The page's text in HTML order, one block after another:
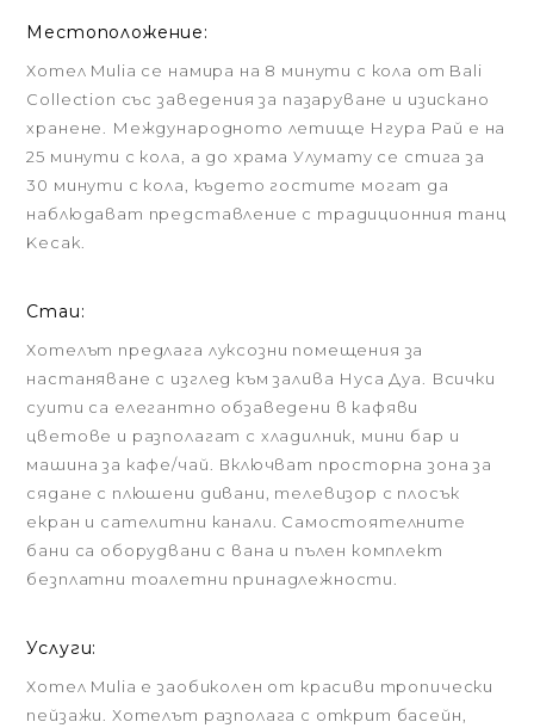
Местоположение:
Хотел Mulia се намира на 8 минути с кола от Bali
Collection със заведения за пазаруване и изискано
хранене. Международното летище Нгура Рай е на
25 минути с кола, а до храма Улумату се стига за
30 минути с кола, където гостите могат да
наблюдават представление с традиционния танц
Kecak.
Стаи:
Хотелът предлага луксозни помещения за
настаняване с изглед към залива Нуса Дуа. Всички
суити са елегантно обзаведени в кафяви
цветове и разполагат с хладилник, мини бар и
машина за кафе/чай. Включват просторна зона за
сядане с плюшени дивани, телевизор с плосък
екран и сателитни канали. Самостоятелните
бани са оборудвани с вана и пълен комплект
безплатни тоалетни принадлежности.
Услуги:
Хотел Mulia е заобиколен от красиви тропически
пейзажи. Хотелът разполага с открит басейн,